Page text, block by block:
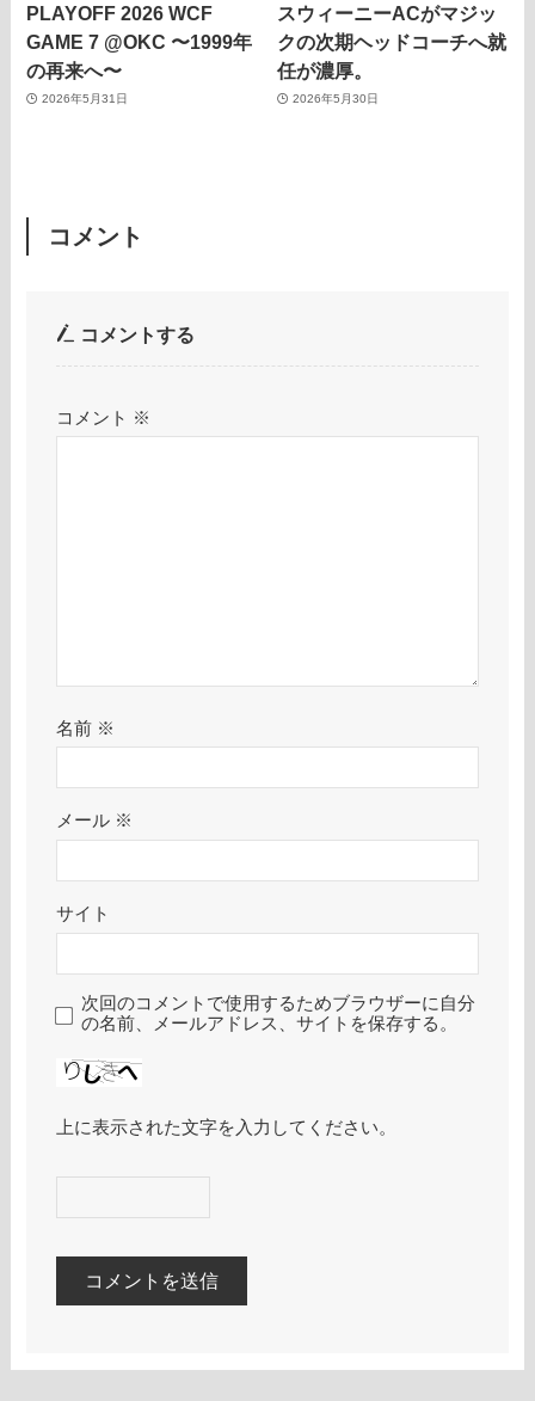
PLAYOFF 2026 WCF
GAME 7 @OKC 〜1999年
の再来へ〜
2026年5月31日
スウィーニーACがマジッ
クの次期ヘッドコーチへ就
任が濃厚。
2026年5月30日
コメント
コメントする
コメント ※
名前 ※
メール ※
サイト
次回のコメントで使用するためブラウザーに自分
の名前、メールアドレス、サイトを保存する。
上に表示された文字を入力してください。